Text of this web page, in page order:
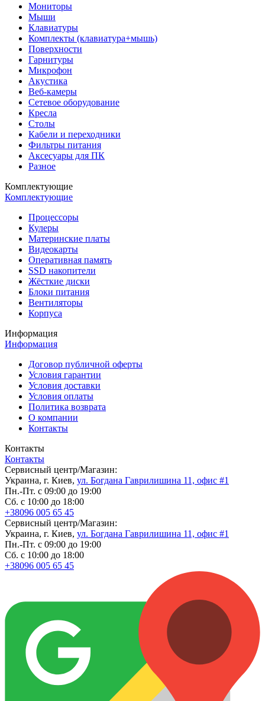
Мониторы
Мыши
Клавиатуры
Комплекты (клавиатура+мышь)
Поверхности
Гарнитуры
Микрофон
Акустика
Веб-камеры
Сетевое оборудование
Кресла
Столы
Кабели и переходники
Фильтры питания
Аксесуары для ПК
Разное
Комплектующие
Комплектующие
Процессоры
Кулеры
Материнские платы
Видеокарты
Оперативная память
SSD накопители
Жёсткие диски
Блоки питания
Вентиляторы
Корпуса
Информация
Информация
Договор публичной оферты
Условия гарантии
Условия доставки
Условия оплаты
Политика возврата
О компании
Контакты
Контакты
Контакты
Сервисный центр/Магазин:
Украина, г. Киев, ул. Богдана Гаврилишина 11, офис #1
Пн.-Пт. с 09:00 до 19:00
Сб. с 10:00 до 18:00
+38096 005 65 45
Сервисный центр/Магазин:
Украина, г. Киев, ул. Богдана Гаврилишина 11, офис #1
Пн.-Пт. с 09:00 до 19:00
Сб. с 10:00 до 18:00
+38096 005 65 45